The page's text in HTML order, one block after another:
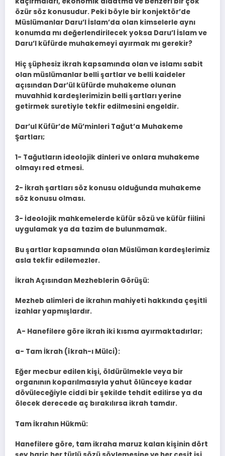
özür söz konusudur. Peki böyle bir konjektör’de
Müslümanlar Daru’l İslam’da olan kimselerle aynı
konumda mı değerlendirilecek yoksa Daru’l İslam ve
Daru’l küfürde muhakemeyi ayırmak mı gerekir?
Hiç şüphesiz ikrah kapsamında olan ve islamı sabit
olan müslümanlar belli şartlar ve belli kaideler
açısından Dar’ül küfürde muhakeme olunan
muvahhid kardeşlerimizin belli şartları yerine
getirmek suretiyle tekfir edilmesini engeldir.
Dar’ul Küfür’de Mü’minleri Tağut’a Muhakeme
Şartları;
1- Tağutların ideolojik dinleri ve onlara muhakeme
olmayı red etmesi.
2- İkrah şartları söz konusu olduğunda muhakeme
söz konusu olması.
3- İdeolojik mahkemelerde küfür sözü ve küfür fiilini
uygulamak ya da tazim de bulunmamak.
Bu şartlar kapsamında olan Müslüman kardeşlerimiz
asla tekfir edilemezler.
İkrah Açısından Mezheblerin Görüşü:
Mezheb alimleri de ikrahın mahiyeti hakkında çeşitli
izahlar yapmışlardır.
A- Hanefilere göre ikrah iki kısma ayırmaktadırlar;
a- Tam İkrah (îkrah-ı Mülci):
Eğer mecbur edilen kişi, öldürülmekle veya bir
organının koparılmasıyla yahut ölünceye kadar
dövüleceğiyle ciddi bir şekilde tehdit edilirse ya da
ölecek derecede aç bırakılırsa ikrah tamdır.
Tam İkrahın Hükmü:
Hanefilere göre, tam ikraha maruz kalan kişinin dört